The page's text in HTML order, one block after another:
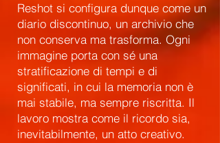
Reshot si configura dunque come un
diario discontinuo, un archivio che
non conserva ma trasforma. Ogni
immagine porta con sé una
stratificazione di tempi e di
significati, in cui la memoria non è
mai stabile, ma sempre riscritta. Il
lavoro mostra come il ricordo sia,
inevitabilmente, un atto creativo.